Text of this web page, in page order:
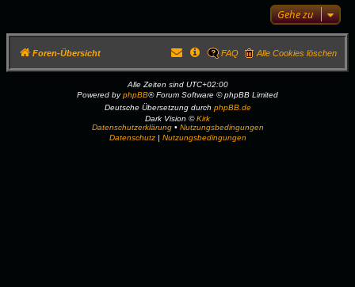
Gehe zu
Foren-Übersicht Alle Cookies löschen
FAQ
Alle Zeiten sind UTC+02:00
Powered byphpBB® Forum Software © phpBB Limited
Deutsche Übersetzung durch phpBB.de
Dark Vision ©Kirk
Datenschutzerklärung• Nutzungsbedingungen
Datenschutz| Nutzungsbedingungen